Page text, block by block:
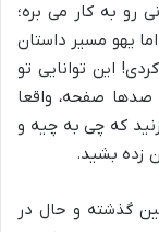
رو به کار می بره؛
یهو مسیر داستان
این توانایی تو
صفحه، واقعا
که چی به چیه و
زده بشید.
گذشته و حال در